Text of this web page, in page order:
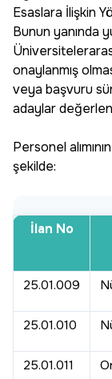
Esaslara İlişkin
Bunun yanında
onaylanmış
veya başvuru
adaylar
Personel
şekilde:
İlan No
25.01.009
25.01.010
25.01.011